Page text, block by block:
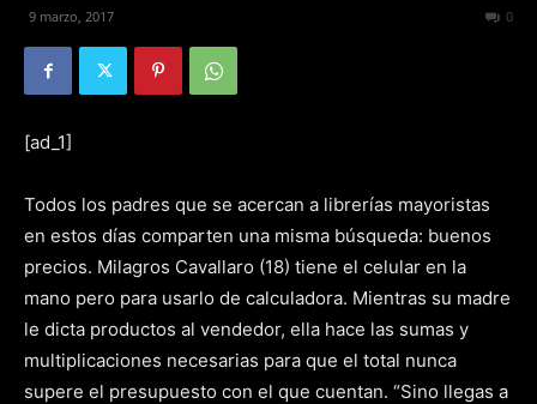
9 marzo, 2017 0
[ad_1]
Todos los padres que se acercan a librerías mayoristas
en estos días comparten una misma búsqueda: buenos
precios. Milagros Cavallaro (18) tiene el celular en la
mano pero para usarlo de calculadora. Mientras su madre
le dicta productos al vendedor, ella hace las sumas y
multiplicaciones necesarias para que el total nunca
supere el presupuesto con el que cuentan. “Sino llegas a